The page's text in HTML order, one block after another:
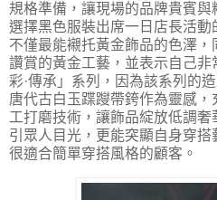
規格準備，讓現場的品牌貴賓
選擇黑色服裝出席一日店長活
不僅最能襯托黃金飾品的色澤，
讚賞的黃金工藝，並表示自己
彩·傳承」系列，因為該系列的
唐代古白玉蹀躞帶銙作為靈感
工打磨技術，讓飾品綻放低調
引眾人目光，更能突顯自身穿搭
很適合簡單穿搭風格的顧客。